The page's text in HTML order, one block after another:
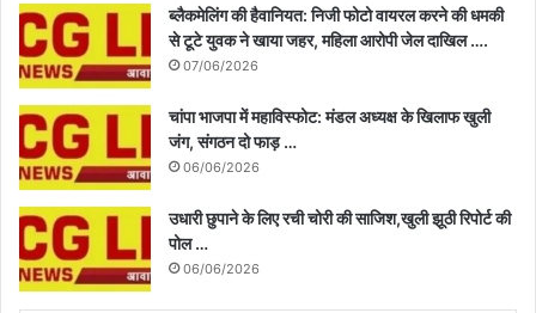
ब्लैकमेलिंग की हैवानियत: निजी फोटो वायरल करने की धमकी
से टूटे युवक ने खाया जहर, महिला आरोपी जेल दाखिल ….
07/06/2026
चांपा भाजपा में महाविस्फोट: मंडल अध्यक्ष के खिलाफ खुली
जंग, संगठन दो फाड़ …
06/06/2026
उधारी छुपाने के लिए रची चोरी की साजिश,खुली झूठी रिपोर्ट की
पोल …
06/06/2026